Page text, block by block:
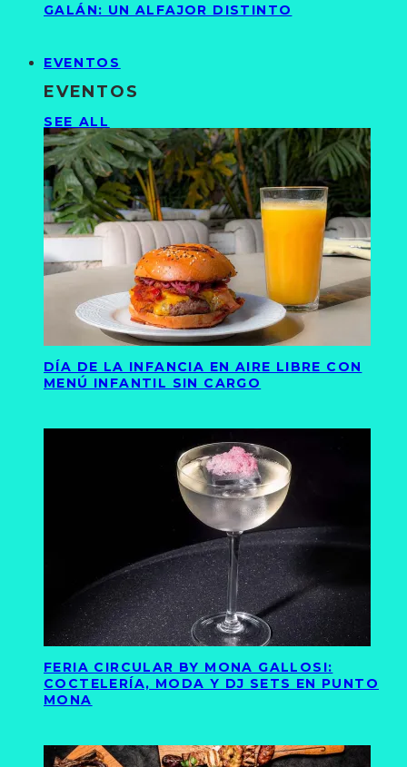
GALÁN: UN ALFAJOR DISTINTO
EVENTOS
EVENTOS
SEE ALL
DÍA DE LA INFANCIA EN AIRE LIBRE CON
MENÚ INFANTIL SIN CARGO
FERIA CIRCULAR BY MONA GALLOSI:
COCTELERÍA, MODA Y DJ SETS EN PUNTO
MONA